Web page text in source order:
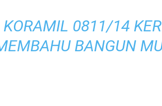
0811/14
BANGUN